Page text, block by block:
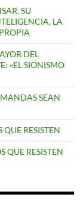
SU
LA
DEL
«EL SIONISMO
SEAN
RESISTEN
QUE RESISTEN